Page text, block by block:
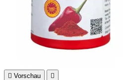
 Vorschau 